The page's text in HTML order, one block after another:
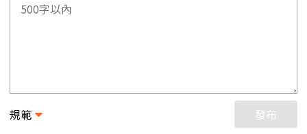
規範 發布